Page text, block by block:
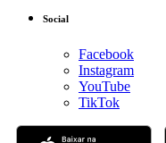
Social
Facebook
Instagram
YouTube
TikTok